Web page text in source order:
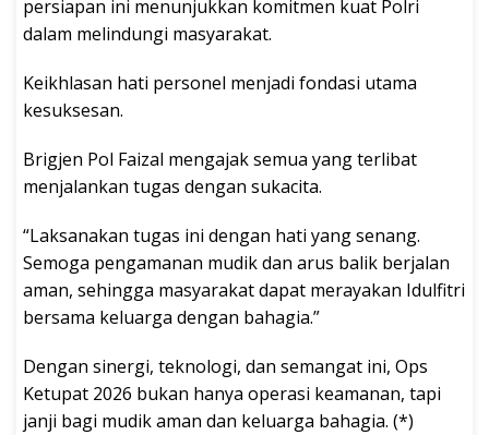
persiapan ini menunjukkan komitmen kuat Polri
dalam melindungi masyarakat.
Keikhlasan hati personel menjadi fondasi utama
kesuksesan.
Brigjen Pol Faizal mengajak semua yang terlibat
menjalankan tugas dengan sukacita.
“Laksanakan tugas ini dengan hati yang senang.
Semoga pengamanan mudik dan arus balik berjalan
aman, sehingga masyarakat dapat merayakan Idulfitri
bersama keluarga dengan bahagia.”
Dengan sinergi, teknologi, dan semangat ini, Ops
Ketupat 2026 bukan hanya operasi keamanan, tapi
janji bagi mudik aman dan keluarga bahagia. (*)